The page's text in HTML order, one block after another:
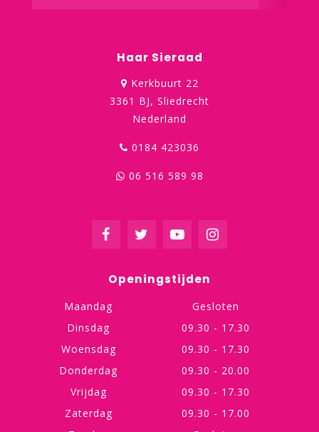
Haar Sieraad
Kerkbuurt 22
3361 BJ, Sliedrecht
Nederland
0184 423036
06 516 589 98
Openingstijden
Maandag
Gesloten
Dinsdag
09.30 - 17.30
Woensdag
09.30 - 17.30
Donderdag
09.30 - 20.00
Vrijdag
09.30 - 17.30
Zaterdag
09.30 - 17.00